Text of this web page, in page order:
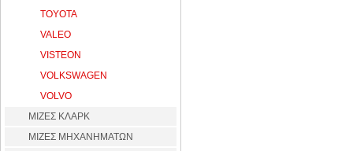
TOYOTA
VALEO
VISTEON
VOLKSWAGEN
VOLVO
ΜΙΖΕΣ ΚΛΑΡΚ
ΜΙΖΕΣ ΜΗΧΑΝΗΜΑΤΩΝ